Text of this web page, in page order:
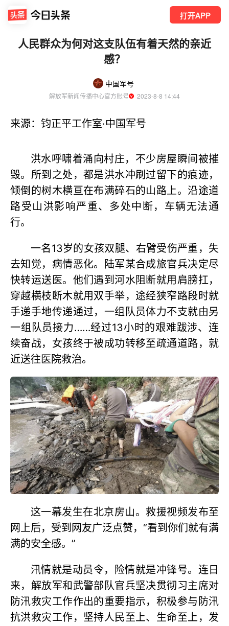
打开APP
人民群众为何对这支队伍有着天然的亲近
感？
中国军号
解放军新闻传播中心官方账号
  2023-8-8 14:44
来源：钧正平工作室·中国军号
洪水呼啸着涌向村庄，不少房屋瞬间被摧
毁。所到之处，都是洪水冲刷过留下的痕迹，
倾倒的树木横亘在布满碎石的山路上。沿途道
路受山洪影响严重、多处中断，车辆无法通
行。
一名13岁的女孩双腿、右臂受伤严重，失
去知觉，病情恶化。陆军某合成旅官兵决定尽
快转运送医。他们遇到河水阻断就用肩膀扛，
穿越横枝断木就用双手举，途经狭窄路段时就
手递手地传递通过，一组队员体力不支就由另
一组队员接力……经过13小时的艰难跋涉、连
续奋战，女孩终于被成功转移至疏通道路，就
近送往医院救治。
这一幕发生在北京房山。救援视频发布至
网上后，受到网友广泛点赞，“看到你们就有满
满的安全感。”
汛情就是动员令，险情就是冲锋号。连日
来，解放军和武警部队官兵坚决贯彻习主席对
防汛救灾工作作出的重要指示，积极参与防汛
抗洪救灾工作，坚持人民至上、生命至上，发